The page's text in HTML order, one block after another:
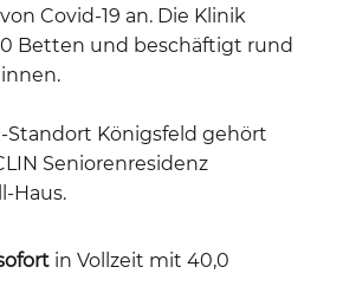
Covid-19 an. Die Klinik
Betten und beschäftigt rund
Standort Königsfeld gehört
Seniorenresidenz
Haus.
in Vollzeit mit 40,0